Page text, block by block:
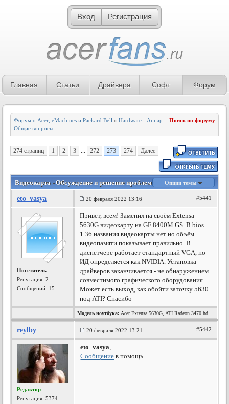
Вход Регистрация
Главная Статьи Драйвера Софт Форум
Форум о Acer, eMachines и Packard Bell »Hardware - Аппаратное обеспечение»
Общие вопросы
Поиск по форуму
274 страниц 1 2 3 ... 272 273 274 Далее
Видеокарта - Обсуждение и решение проблем - 273 страница
Опции темы
eto_vasya 20 февраля 2022 13:16 #5441
Посетитель
Репутация:2
Сообщений: 15
Привет, всем! Заменил на своём Extensa
5630G видеокарту на GF 8400M GS. В bios
1.36 названия видеокарты нет но объём
видеопамяти показывает правильно. В
диспетчере работает стандартный VGA, но
ИД определяется как NVIDIA. Установка
драйверов заканчивается - не обнаружением
совместимого графического оборудования.
Может есть выход, как обойти заточку 5630
под ATI? Спасибо
Модель ноутбука: Acer Extensa 5630G, ATI Radeon 3470 hd
reylby 20 февраля 2022 13:21 #5442
Редактор
Репутация:5374
eto_vasya,
Сообщение в помощь.